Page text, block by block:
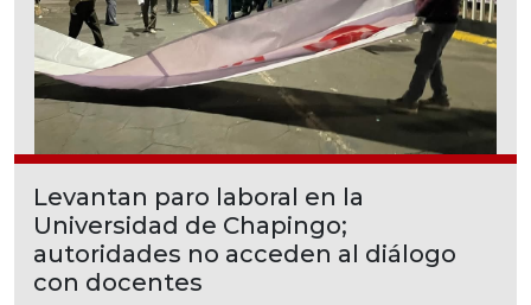
Levantan paro laboral en la
Universidad de Chapingo;
autoridades no acceden al diálogo
con docentes